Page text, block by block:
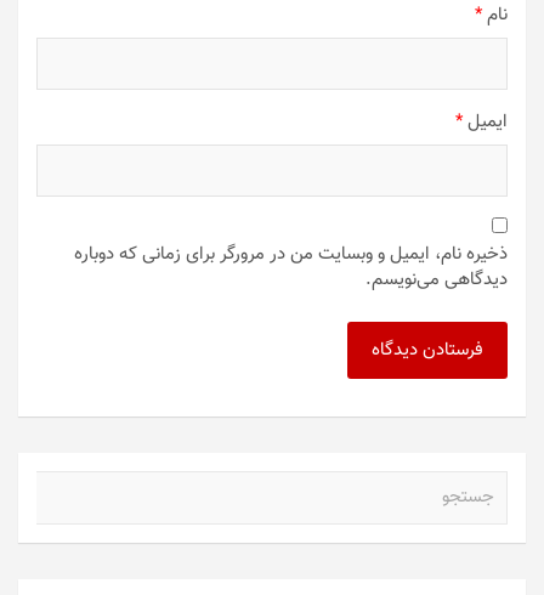
نام*
ایمیل*
ذخیره نام، ایمیل و وبسایت من در مرورگر برای زمانی که دوباره
دیدگاهی می‌نویسم.